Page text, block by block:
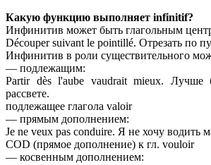
Какую функцию выполняет infinitif?
Инфинитив может быть глагольным
Découper suivant le pointillé. Отрезать по
Инфинитив в роли существительного
— подлежащим:
Partir dès l'aube vaudrait mieux. Лучше
рассвете.
подлежащее глагола valoir
— прямым дополнением:
Je ne veux pas conduire. Я не хочу водить
COD (прямое дополнение) к гл. vouloir
— косвенным дополнением: